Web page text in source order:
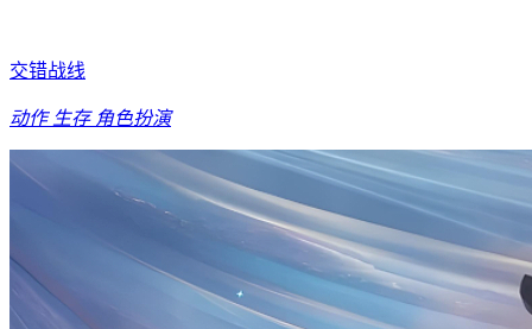
交错战线
动作 生存 角色扮演